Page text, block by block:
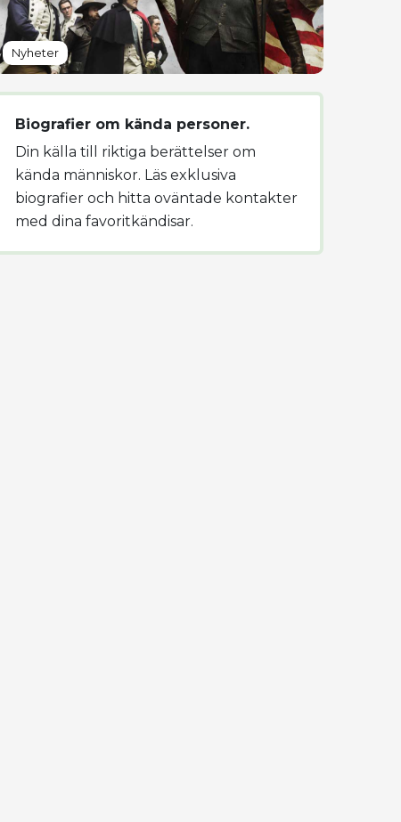
Nyheter
Biografier om kända personer.
Din källa till riktiga berättelser om
kända människor. Läs exklusiva
biografier och hitta oväntade kontakter
med dina favoritkändisar.